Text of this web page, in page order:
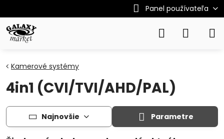
Panel používateľa
Kamerové systémy
4in1 (CVI/TVI/AHD/PAL)
Najnovšie Parametre